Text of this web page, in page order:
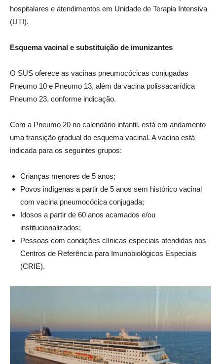
hospitalares e atendimentos em Unidade de Terapia Intensiva
(UTI).
Esquema vacinal e substituição de imunizantes
O SUS oferece as vacinas pneumocócicas conjugadas
Pneumo 10 e Pneumo 13, além da vacina polissacarídica
Pneumo 23, conforme indicação.
Com a Pneumo 20 no calendário infantil, está em andamento
uma transição gradual do esquema vacinal. A vacina está
indicada para os seguintes grupos:
Crianças menores de 5 anos;
Povos indígenas a partir de 5 anos sem histórico vacinal
com vacina pneumocócica conjugada;
Idosos a partir de 60 anos acamados e/ou
institucionalizados;
Pessoas com condições clínicas especiais atendidas nos
Centros de Referência para Imunobiológicos Especiais
(CRIE).